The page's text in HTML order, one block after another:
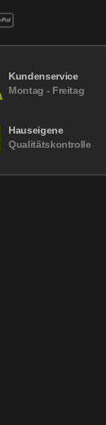
Kundenservice
Montag - Freitag
Hauseigene
Qualitätskontrolle